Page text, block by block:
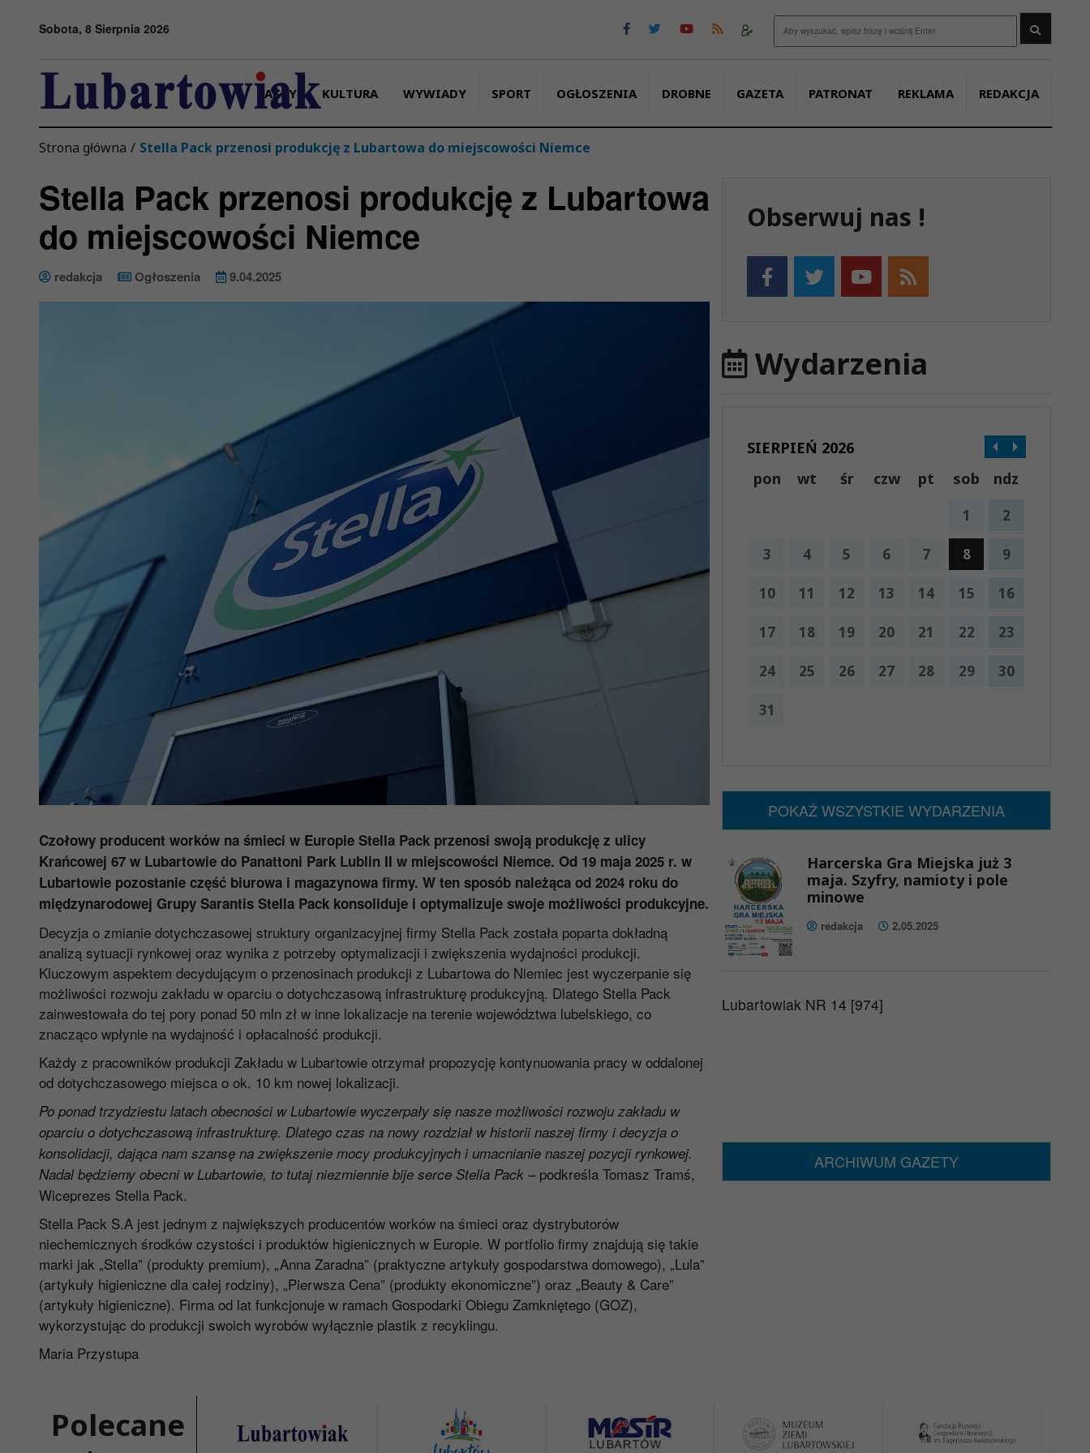
Sobota, 8 Sierpnia 2026
FAKTY KULTURA WYWIADY SPORT OGŁOSZENIA DROBNE GAZETA PATRONAT REKLAMA REDAKCJA
Strona główna / Stella Pack przenosi produkcję z Lubartowa do miejscowości Niemce
Stella Pack przenosi produkcję z Lubartowa
do miejscowości Niemce
redakcja Ogłoszenia 9.04.2025
Czołowy producent worków na śmieci w Europie Stella Pack przenosi swoją produkcję z ulicy
Krańcowej 67 w Lubartowie do Panattoni Park Lublin II w miejscowości Niemce. Od 19 maja 2025 r. w
Lubartowie pozostanie część biurowa i magazynowa firmy. W ten sposób należąca od 2024 roku do
międzynarodowej Grupy Sarantis Stella Pack konsoliduje i optymalizuje swoje możliwości produkcyjne.
Decyzja o zmianie dotychczasowej struktury organizacyjnej firmy Stella Pack została poparta dokładną
analizą sytuacji rynkowej oraz wynika z potrzeby optymalizacji i zwiększenia wydajności produkcji.
Kluczowym aspektem decydującym o przenosinach produkcji z Lubartowa do Niemiec jest wyczerpanie się
możliwości rozwoju zakładu w oparciu o dotychczasową infrastrukturę produkcyjną. Dlatego Stella Pack
zainwestowała do tej pory ponad 50 mln zł w inne lokalizacje na terenie województwa lubelskiego, co
znacząco wpłynie na wydajność i opłacalność produkcji.
Każdy z pracowników produkcji Zakładu w Lubartowie otrzymał propozycję kontynuowania pracy w oddalonej
od dotychczasowego miejsca o ok. 10 km nowej lokalizacji.
Po ponad trzydziestu latach obecności w Lubartowie wyczerpały się nasze możliwości rozwoju zakładu w
oparciu o dotychczasową infrastrukturę. Dlatego czas na nowy rozdział w historii naszej firmy i decyzja o
konsolidacji, dająca nam szansę na zwiększenie mocy produkcyjnych i umacnianie naszej pozycji rynkowej.
Nadal będziemy obecni w Lubartowie, to tutaj niezmiennie bije serce Stella Pack – podkreśla Tomasz Tramś,
Wiceprezes Stella Pack.
Stella Pack S.A jest jednym z największych producentów worków na śmieci oraz dystrybutorów
niechemicznych środków czystości i produktów higienicznych w Europie. W portfolio firmy znajdują się takie
marki jak „Stella” (produkty premium), „Anna Zaradna” (praktyczne artykuły gospodarstwa domowego), „Lula”
(artykuły higieniczne dla całej rodziny), „Pierwsza Cena” (produkty ekonomiczne”) oraz „Beauty & Care”
(artykuły higieniczne). Firma od lat funkcjonuje w ramach Gospodarki Obiegu Zamkniętego (GOZ),
wykorzystując do produkcji swoich wyrobów wyłącznie plastik z recyklingu.
Maria Przystupa
Obserwuj nas !
Wydarzenia
SIERPIEŃ 2026
pon
wt śr czw pt sob ndz
1 2
3 4 5 6 7 8 9
10 11 12 13 14 15 16
17 18 19 20 21 22 23
24 25 26 27 28 29 30
31
POKAŻ WSZYSTKIE WYDARZENIA
Harcerska Gra Miejska już 3
maja. Szyfry, namioty i pole
minowe
redakcja 2.05.2025
Lubartowiak NR 14 [974]
ARCHIWUM GAZETY
Polecane